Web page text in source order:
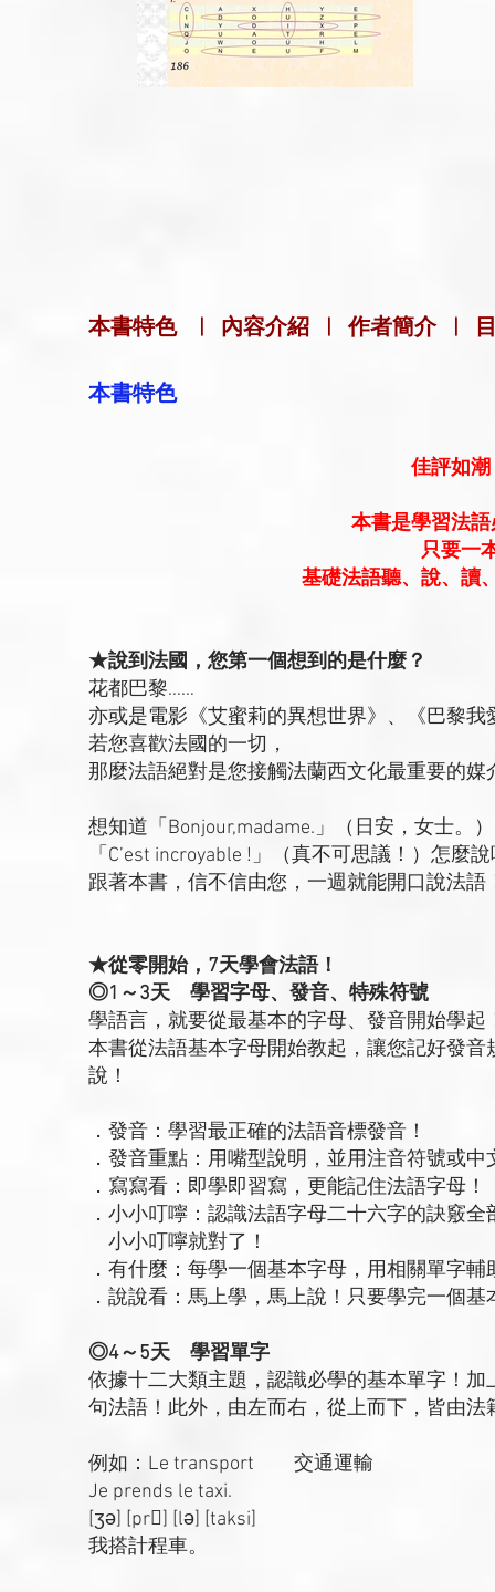
本書特色 | 內容介紹 |作者簡介 |
本書特色
佳評如
本書是學習法
只要一
基礎法語聽、說、讀
★說到法國，您第一個想到的是什麼？
花都巴黎……
亦或是電影《艾蜜莉的異想世界》、《巴黎
若您喜歡法國的一切，
那麼法語絕對是您接觸法蘭西文化最重要的媒
想知道「Bonjour,madame.」（日安，女士。
「C’est incroyable !」（真不可思議！）怎麼
跟著本書，信不信由您，一週就能開口說法語
★從零開始，7天學會法語！
◎1～3天 學習字母、發音、特殊符號
學語言，就要從最基本的字母、發音開始學起
本書從法語基本字母開始教起，讓您記好發
說！
．發音：學習最正確的法語音標發音！
．發音重點：用嘴型說明，並用注音符號或
．寫寫看：即學即習寫，更能記住法語字母！
．小小叮嚀：認識法語字母二十六字的訣竅
小小叮嚀就對了！
．有什麼：每學一個基本字母，用相關單字
．說說看：馬上學，馬上說！只要學完一個
◎4～5天 學習單字
依據十二大類主題，認識必學的基本單字！
句法語！此外，由左而右，從上而下，皆由
例如：Le transport 交通運輸
Je prends le taxi.
[ʒə] [pr] [lə] [taksi]
我搭計程車。